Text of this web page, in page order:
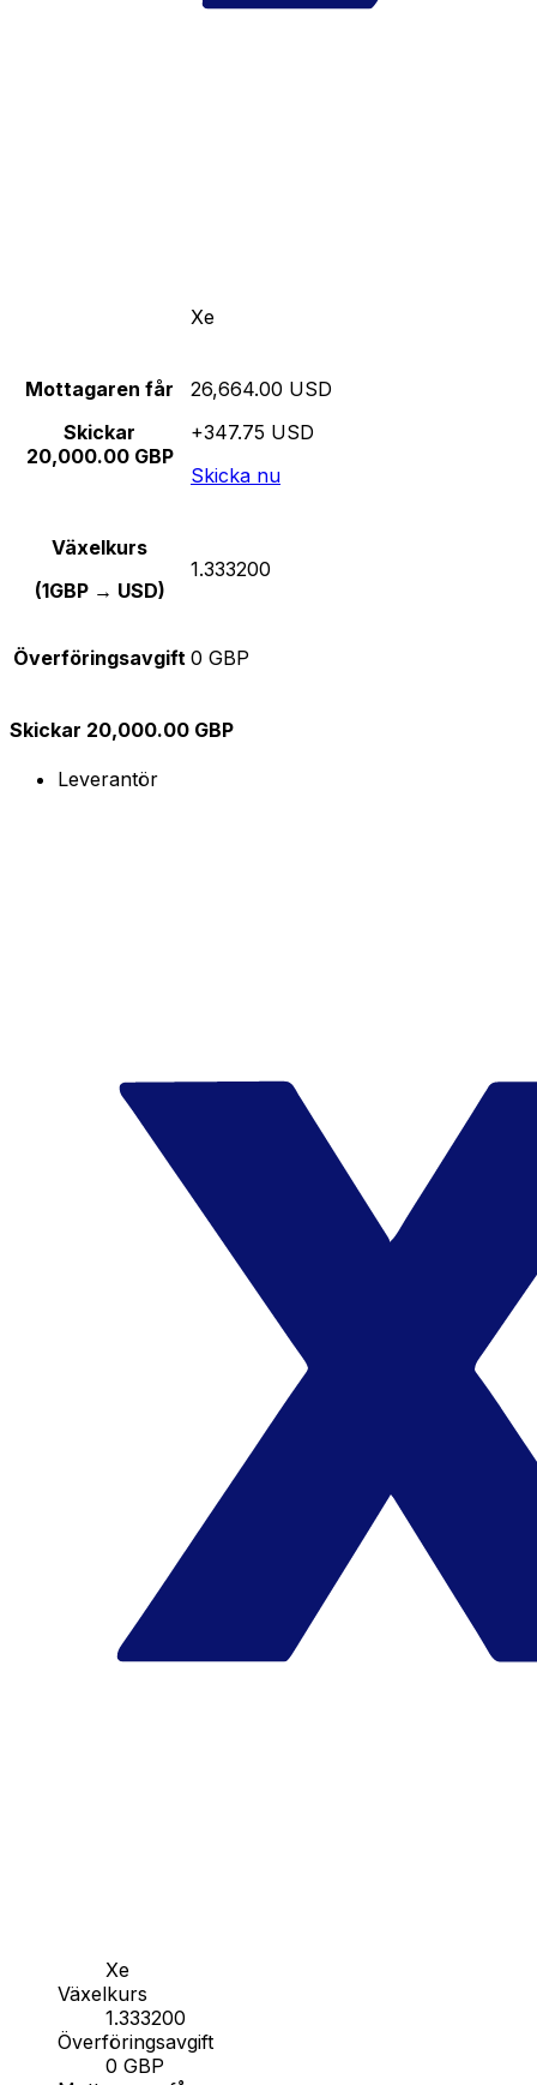
Xe
Mottagaren får
Skickar
20,000.00 GBP
26,664.00 USD
+347.75 USD
Skicka nu
Växelkurs
(1GBP → USD)
1.333200
Överföringsavgift 0 GBP
Skickar 20,000.00 GBP
Leverantör
Xe
Växelkurs
1.333200
Överföringsavgift
0 GBP